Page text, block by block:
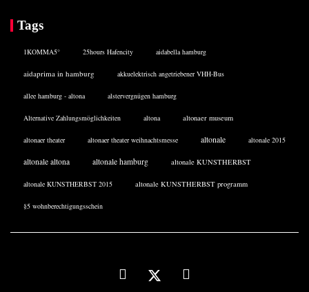
Tags
1KOMMA5° 25hours Hafencity aidabella hamburg
aidaprima in hamburg akkuelektrisch angetriebener VHH-Bus
allee hamburg - altona alstervergnügen hamburg
Alternative Zahlungsmöglichkeiten altona altonaer museum
altonaer theater altonaer theater weihnachtsmesse altonale altonale 2015
altonale altona altonale hamburg altonale KUNSTHERBST
altonale KUNSTHERBST 2015 altonale KUNSTHERBST programm
§5 wohnberechtigungsschein